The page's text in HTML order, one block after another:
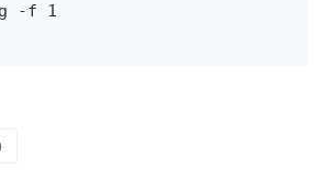
-f 1